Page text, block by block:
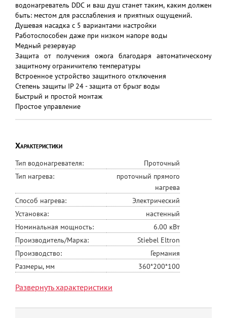
водонагреватель DDC и ваш душ станет таким, каким должен
быть: местом для расслабления и приятных ощущений.
Душевая насадка с 5 вариантами настройки
Работоспособен даже при низком напоре воды
Медный резервуар
Защита от получения ожога благодаря автоматическому
защитному ограничителю температуры
Встроенное устройство защитного отключения
Степень защиты IP 24 - защита от брызг воды
Быстрый и простой монтаж
Простое управление
Характеристики
Тип водонагревателя:
Проточный
Тип нагрева:
проточный прямого
нагрева
Способ нагрева:
Электрический
Установка:
настенный
Номинальная мощность:
6.00 кВт
Производитель/Марка:
Stiebel Eltron
Производство:
Германия
Размеры, мм
360*200*100
Развернуть характеристики